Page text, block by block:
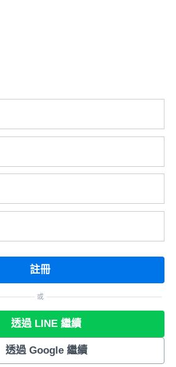
註冊
或
透過 LINE 繼續
透過 Google 繼續